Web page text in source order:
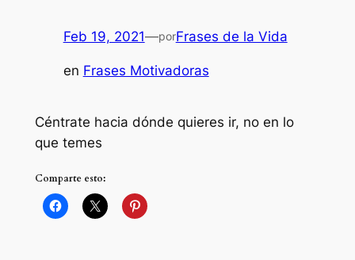
Feb 19, 2021—porFrases de la Vida
en Frases Motivadoras
Céntrate hacia dónde quieres ir, no en lo
que temes
Comparte esto: